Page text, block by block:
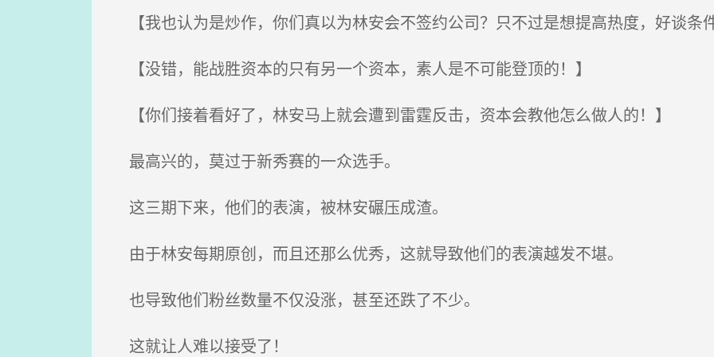
【我也认为是炒作，你们真以为林安会不签约公司？只不过是想提高热度，好谈条
【没错，能战胜资本的只有另一个资本，素人是不可能登顶的！】
【你们接着看好了，林安马上就会遭到雷霆反击，资本会教他怎么做人的！】
最高兴的，莫过于新秀赛的一众选手。
这三期下来，他们的表演，被林安碾压成渣。
由于林安每期原创，而且还那么优秀，这就导致他们的表演越发不堪。
也导致他们粉丝数量不仅没涨，甚至还跌了不少。
这就让人难以接受了！